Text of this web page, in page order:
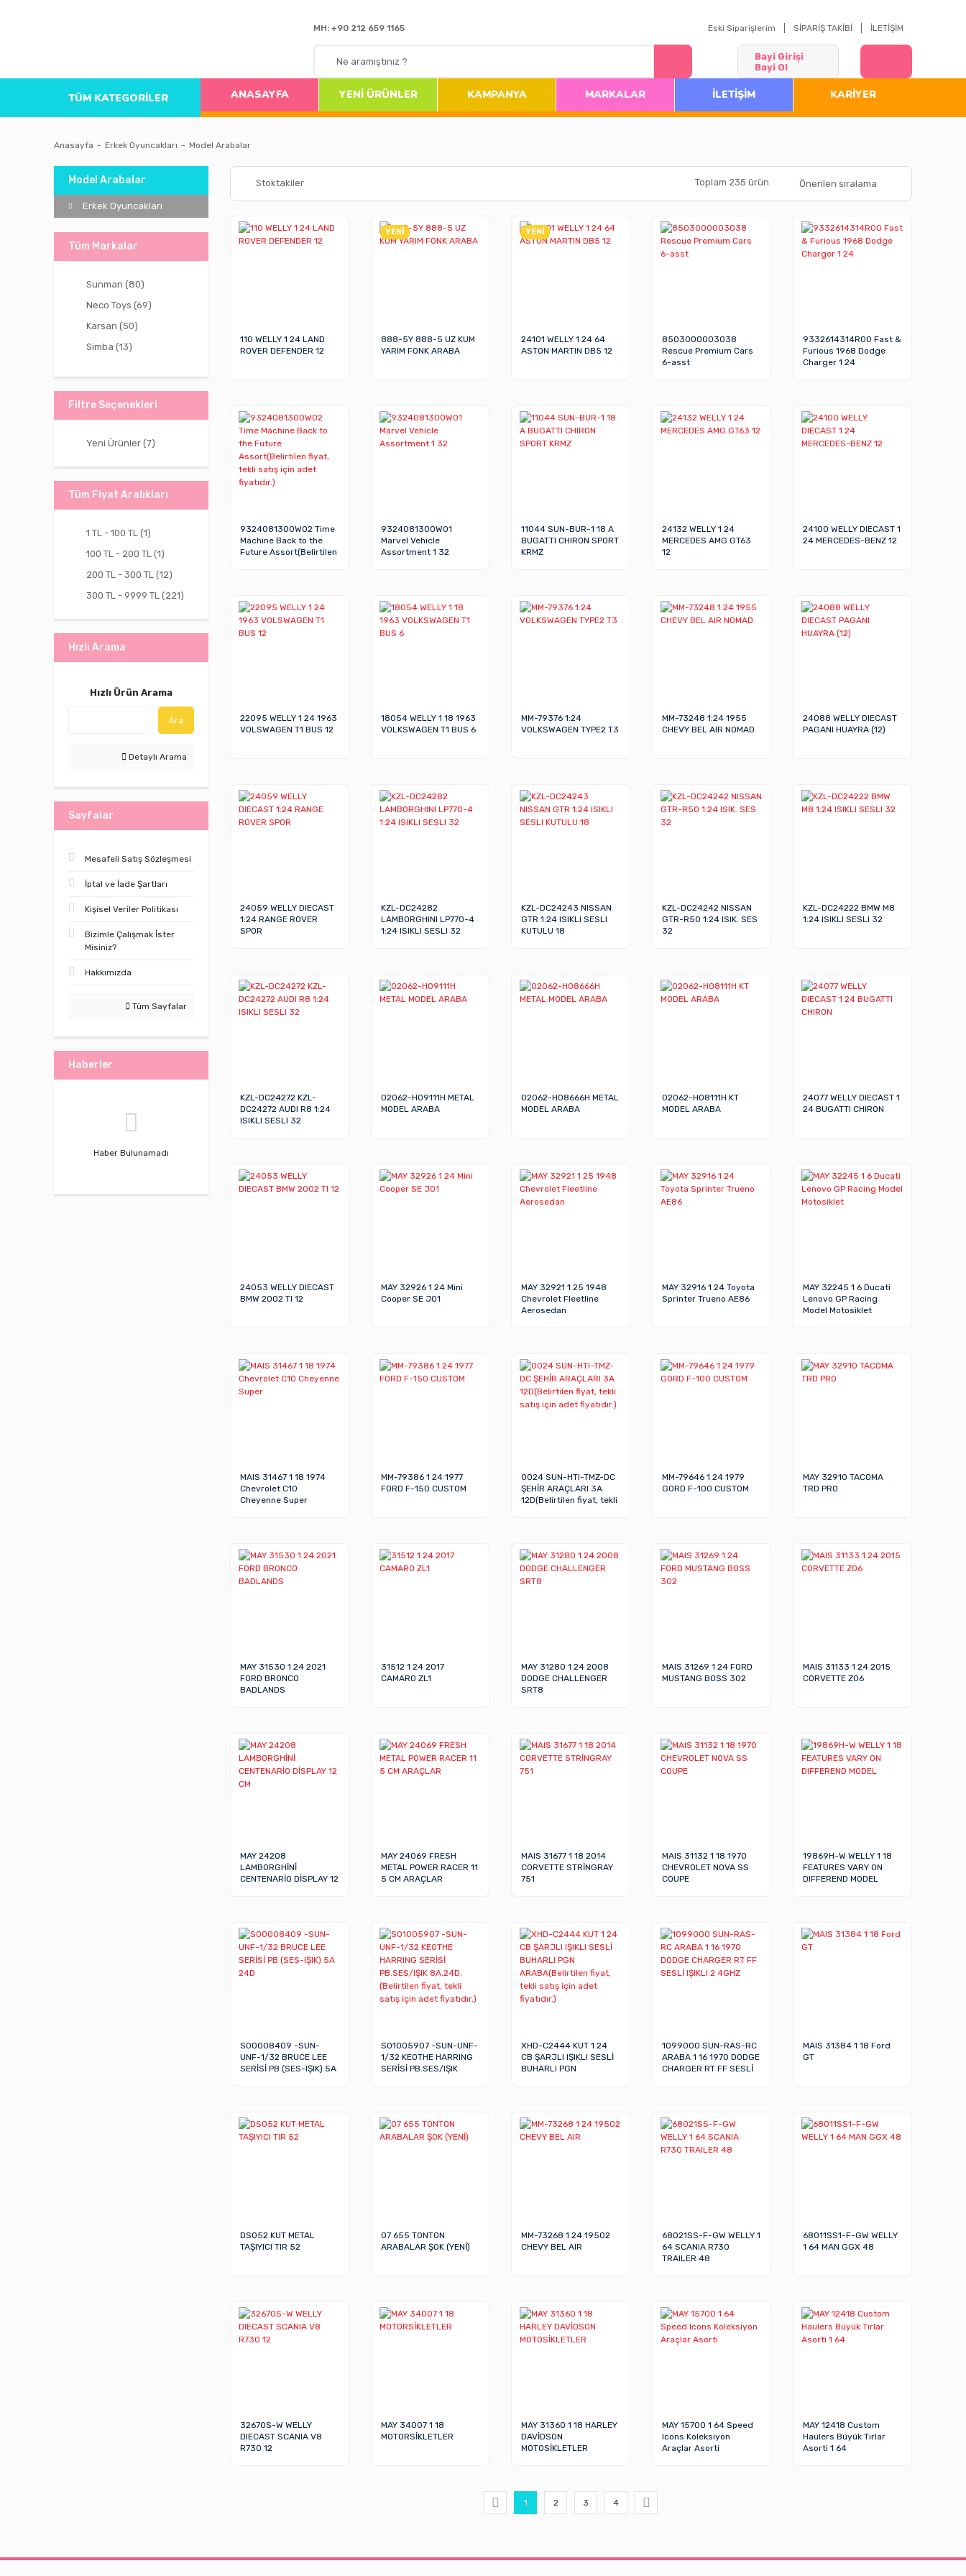
MH: +90 212 659 1165 Eski Siparişlerim SİPARİŞ TAKİBİ İLETİŞİM
Bayi Girişi
Bayi Ol
TÜM KATEGORİLER ANASAYFA YENİ ÜRÜNLER KAMPANYA MARKALAR İLETİŞİM KARİYER
Anasayfa Erkek Oyuncakları Model Arabalar
Model Arabalar
Erkek Oyuncakları
Tüm Markalar
Sunman (80)
Neco Toys (69)
Karsan (50)
Simba (13)
Kızılkaya Oyuncak (5)
Asya Oyuncak (3)
Can-Em Oyuncak (1)
Filtre Seçenekleri
Yeni Ürünler (7)
Tüm Fiyat Aralıkları
1 TL - 100 TL (1)
100 TL - 200 TL (1)
200 TL - 300 TL (12)
300 TL - 9999 TL (221)
Hızlı Arama
Hızlı Ürün Arama
Ara
Detaylı Arama
Sayfalar
Mesafeli Satış Sözleşmesi
İptal ve İade Şartları
Kişisel Veriler Politikası
Bizimle Çalışmak İster
Misiniz?
Hakkımızda
Tüm Sayfalar
Haberler
Haber Bulunamadı
Stoktakiler Toplam 235 ürün
110 WELLY 1 24 LAND
ROVER DEFENDER 12
YENİ
888-5Y 888-5 UZ KUM
YARIM FONK ARABA
YENİ
24101 WELLY 1 24 64
ASTON MARTIN DB5 12
8503000003038
Rescue Premium Cars
6-asst
9332614314R00 Fast &
Furious 1968 Dodge
Charger 1 24
9324081300W02 Time
Machine Back to the
Future Assort(Belirtilen
9324081300W01
Marvel Vehicle
Assortment 1 32
11044 SUN-BUR-1 18 A
BUGATTI CHIRON SPORT
KRMZ
24132 WELLY 1 24
MERCEDES AMG GT63
12
24100 WELLY DIECAST 1
24 MERCEDES-BENZ 12
22095 WELLY 1 24 1963
VOLSWAGEN T1 BUS 12
18054 WELLY 1 18 1963
VOLKSWAGEN T1 BUS 6
MM-79376 1:24
VOLKSWAGEN TYPE2 T3
MM-73248 1:24 1955
CHEVY BEL AIR NOMAD
24088 WELLY DIECAST
PAGANI HUAYRA (12)
24059 WELLY DIECAST
1:24 RANGE ROVER
SPOR
KZL-DC24282
LAMBORGHINI LP770-4
1:24 ISIKLI SESLI 32
KZL-DC24243 NISSAN
GTR 1:24 ISIKLI SESLI
KUTULU 18
KZL-DC24242 NISSAN
GTR-R50 1:24 ISIK. SES
32
KZL-DC24222 BMW M8
1:24 ISIKLI SESLI 32
KZL-DC24272 KZL-
DC24272 AUDI R8 1:24
ISIKLI SESLI 32
02062-H09111H METAL
MODEL ARABA
02062-H08666H METAL
MODEL ARABA
02062-H08111H KT
MODEL ARABA
24077 WELLY DIECAST 1
24 BUGATTI CHIRON
24053 WELLY DIECAST
BMW 2002 TI 12
MAY 32926 1 24 Mini
Cooper SE J01
MAY 32921 1 25 1948
Chevrolet Fleetline
Aerosedan
MAY 32916 1 24 Toyota
Sprinter Trueno AE86
MAY 32245 1 6 Ducati
Lenovo GP Racing
Model Motosiklet
MAIS 31467 1 18 1974
Chevrolet C10
Cheyenne Super
MM-79386 1 24 1977
FORD F-150 CUSTOM
0024 SUN-HTI-TMZ-DC
ŞEHİR ARAÇLARI 3A
12D(Belirtilen fiyat, tekli
MM-79646 1 24 1979
GORD F-100 CUSTOM
MAY 32910 TACOMA
TRD PRO
MAY 31530 1 24 2021
FORD BRONCO
BADLANDS
31512 1 24 2017
CAMARO ZL1
MAY 31280 1 24 2008
DODGE CHALLENGER
SRT8
MAIS 31269 1 24 FORD
MUSTANG BOSS 302
MAIS 31133 1 24 2015
CORVETTE Z06
MAY 24208
LAMBORGHİNİ
CENTENARİO DİSPLAY 12
MAY 24069 FRESH
METAL POWER RACER 11
5 CM ARAÇLAR
MAIS 31677 1 18 2014
CORVETTE STRİNGRAY
751
MAIS 31132 1 18 1970
CHEVROLET NOVA SS
COUPE
19869H-W WELLY 1 18
FEATURES VARY ON
DIFFEREND MODEL
S00008409 -SUN-
UNF-1/32 BRUCE LEE
SERİSİ PB (SES-IŞIK) 5A
S01005907 -SUN-UNF-
1/32 KEOTHE HARRING
SERİSİ PB.SES/IŞIK
XHD-C2444 KUT 1 24
CB ŞARJLI IŞIKLI SESLİ
BUHARLI PGN
1099000 SUN-RAS-RC
ARABA 1 16 1970 DODGE
CHARGER RT FF SESLİ
MAIS 31384 1 18 Ford
GT
DS052 KUT METAL
TAŞIYICI TIR 52
07 655 TONTON
ARABALAR ŞOK (YENİ)
MM-73268 1 24 19502
CHEVY BEL AIR
68021SS-F-GW WELLY 1
64 SCANIA R730
TRAILER 48
68011SS1-F-GW WELLY
1 64 MAN GGX 48
32670S-W WELLY
DIECAST SCANIA V8
R730 12
MAY 34007 1 18
MOTORSİKLETLER
MAY 31360 1 18 HARLEY
DAVİDSON
MOTOSİKLETLER
MAY 15700 1 64 Speed
Icons Koleksiyon
Araçlar Asorti
MAY 12418 Custom
Haulers Büyük Tırlar
Asorti 1 64
1 2 3 4